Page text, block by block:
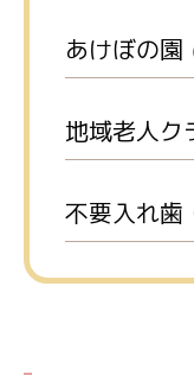
あけぼの園
地域老人ク
不要入れ歯